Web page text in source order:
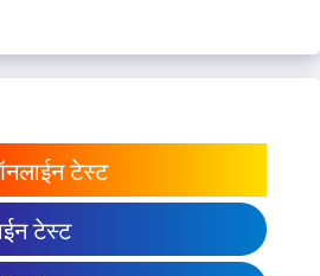
टेस्ट
टेस्ट